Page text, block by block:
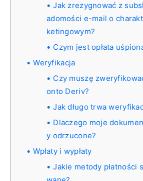
Jak zrezygnować z
adomości e-mail o
ketingowym?
Czym jest opłata
Weryfikacja
Czy muszę
onto Deriv?
Jak długo trwa
Dlaczego moje
y odrzucone?
Wpłaty i wypłaty
Jakie metody płatności